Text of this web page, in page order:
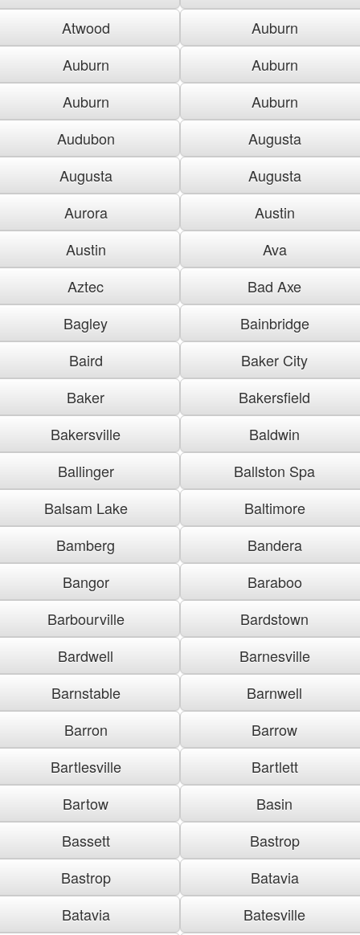
Atwood
Auburn
Auburn
Auburn
Auburn
Auburn
Audubon
Augusta
Augusta
Augusta
Aurora
Austin
Austin
Ava
Aztec
Bad Axe
Bagley
Bainbridge
Baird
Baker City
Baker
Bakersfield
Bakersville
Baldwin
Ballinger
Ballston Spa
Balsam Lake
Baltimore
Bamberg
Bandera
Bangor
Baraboo
Barbourville
Bardstown
Bardwell
Barnesville
Barnstable
Barnwell
Barron
Barrow
Bartlesville
Bartlett
Bartow
Basin
Bassett
Bastrop
Bastrop
Batavia
Batavia
Batesville